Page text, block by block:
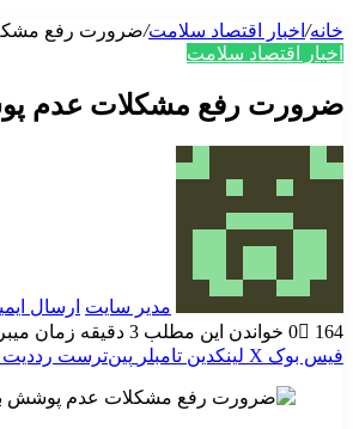
خانه/ اخبار اقتصاد سلامت/ضرورت رفع
اخبار اقتصاد سلامت
ضرورت رفع مشکلات عدم
مدیر سایت ارسال
0
164
خواندن این مطلب 3 دقیقه زمان میبرد
فیس بوک X لینکدین ‫تامبلر ‫پین‌ترست ‫رددیت